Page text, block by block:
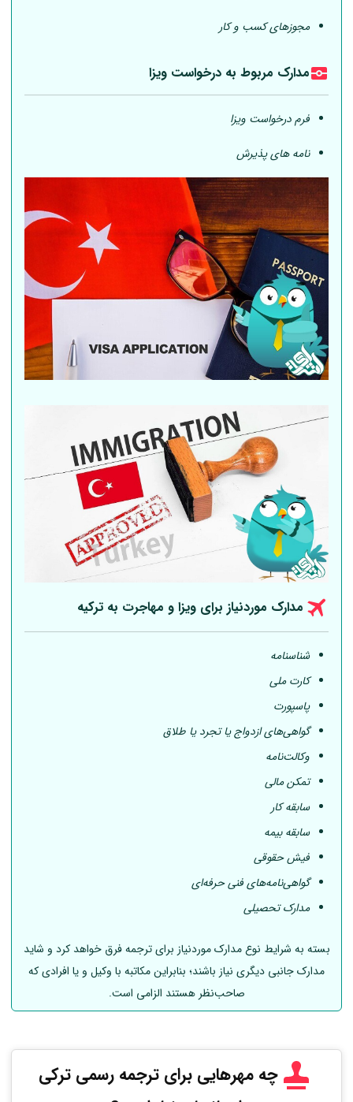
مجوزهای کسب و کار
مدارک مربوط به درخواست ویزا
فرم درخواست ویزا
نامه های پذیرش
مدارک موردنیاز برای ویزا و مهاجرت به ترکیه
شناسنامه
کارت ملی
پاسپورت
گواهی‌های ازدواج یا تجرد یا طلاق
وکالت‌نامه
تمکن مالی
سابقه کار
سابقه بیمه
فیش حقوقی
گواهی‌نامه‌های فنی حرفه‌ای
مدارک تحصیلی
بسته به شرایط نوع مدارک موردنیاز برای ترجمه فرق خواهد کرد و شاید
مدارک جانبی دیگری نیاز باشند؛ بنابراین مکاتبه با وکیل و یا افرادی که
صاحب‌نظر هستند الزامی است.
چه مهرهایی برای ترجمه رسمی ترکی